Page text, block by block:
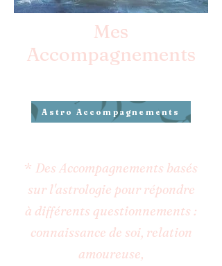
Mes
Accompagnements
* Des Accompagnements basés
sur l'astrologie pour répondre
à différents questionnements :
connaissance de soi, relation
amoureuse,
Astro Accompagnements